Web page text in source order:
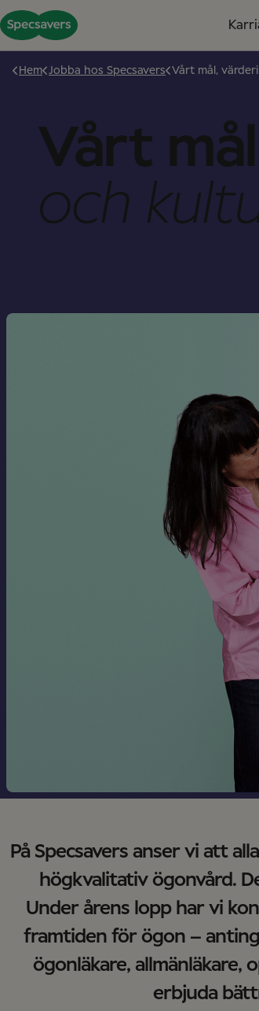
Hem Jobba hos Specsavers Vårt mål,
Vårt
och
På Specsavers anser vi att
högkvalitativ ögonvård.
Under årens lopp har vi
framtiden för ögon –
ögonläkare, allmänläkare,
erbjuda